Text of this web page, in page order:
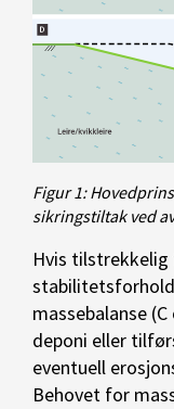
Figur 1:
sikringstiltak ved
Hvis
massebalanse
deponi eller
eventuell
Behovet for